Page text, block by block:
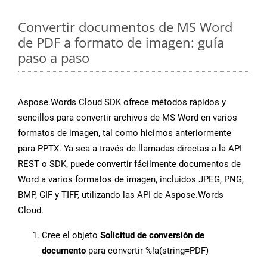
Convertir documentos de MS Word
de PDF a formato de imagen: guía
paso a paso
Aspose.Words Cloud SDK ofrece métodos rápidos y
sencillos para convertir archivos de MS Word en varios
formatos de imagen, tal como hicimos anteriormente
para PPTX. Ya sea a través de llamadas directas a la API
REST o SDK, puede convertir fácilmente documentos de
Word a varios formatos de imagen, incluidos JPEG, PNG,
BMP, GIF y TIFF, utilizando las API de Aspose.Words
Cloud.
Cree el objeto Solicitud de conversión de
documento para convertir %!a(string=PDF)